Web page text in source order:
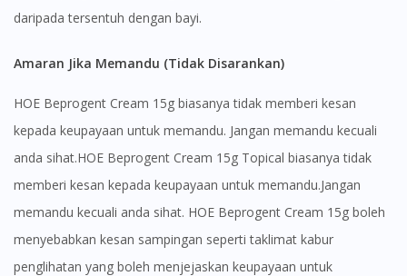
Continue to DoctorOnCall Singapore
daripada tersentuh dengan bayi.
Amaran Jika Memandu (Tidak Disarankan)
HOE Beprogent Cream 15g biasanya tidak memberi kesan
kepada keupayaan untuk memandu. Jangan memandu kecuali
anda sihat.HOE Beprogent Cream 15g Topical biasanya tidak
memberi kesan kepada keupayaan untuk memandu.Jangan
memandu kecuali anda sihat. HOE Beprogent Cream 15g boleh
menyebabkan kesan sampingan seperti taklimat kabur
penglihatan yang boleh menjejaskan keupayaan untuk